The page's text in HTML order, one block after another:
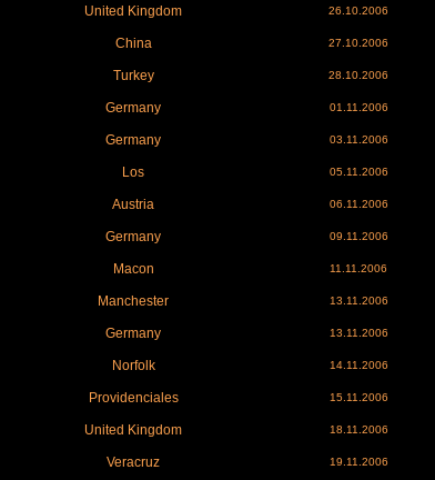
United Kingdom 26.10.2006
China 27.10.2006
Turkey 28.10.2006
Germany 01.11.2006
Germany 03.11.2006
Los 05.11.2006
Austria 06.11.2006
Germany 09.11.2006
Macon 11.11.2006
Manchester 13.11.2006
Germany 13.11.2006
Norfolk 14.11.2006
Providenciales 15.11.2006
United Kingdom 18.11.2006
Veracruz 19.11.2006